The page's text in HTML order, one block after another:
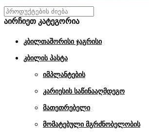
აირჩიეთ კატეგორია
კბილთაშორისი ჯაგრისი
კბილის პასტა
იმპლანტების
კარიესის საწინააღმდეგო
მათეთრებელი
მომატებული მგრძნობელობის